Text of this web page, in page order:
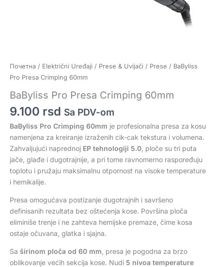
Почетна / Električni Uređaji / Prese & Uvijači / Prese / BaByliss
Pro Presa Crimping 60mm
BaByliss Pro Presa Crimping 60mm
9.100 rsd Sa PDV-om
BaByliss Pro Crimping 60mm je profesionalna presa za kosu
namenjena za kreiranje izraženih cik-cak tekstura i volumena.
Zahvaljujući naprednoj EP tehnologiji 5.0 , ploče su tri puta
jače, glađe i dugotrajnije, a pri tome ravnomerno raspoređuju
toplotu i pružaju maksimalnu otpornost na visoke temperature
i hemikalije.
Presa omogućava postizanje dugotrajnih i savršeno
definisanih rezultata bez oštećenja kose. Površina ploča
eliminiše trenje i ne zahteva hemijske premaze, čime kosa
ostaje očuvana, glatka i sjajna.
Sa širinom ploča od 60 mm , presa je pogodna za brzo
oblikovanje većih sekcija kose. Nudi 5 nivoa temperature